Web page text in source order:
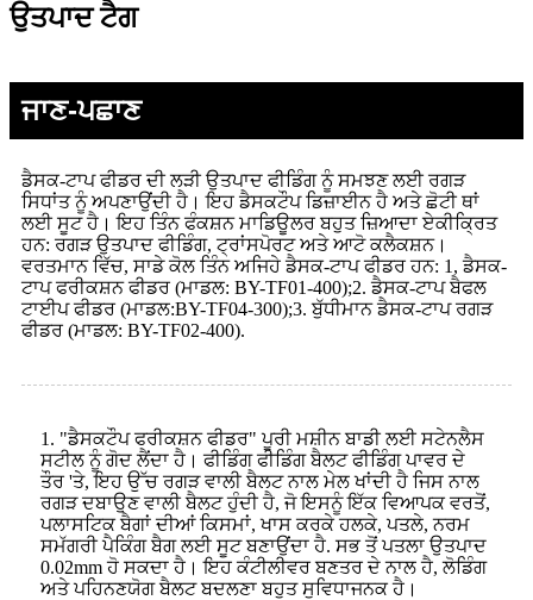
ਉਤਪਾਦ ਟੈਗ
ਜਾਣ-ਪਛਾਣ
ਡੈਸਕ-ਟਾਪ ਫੀਡਰ ਦੀ ਲੜੀ ਉਤਪਾਦ ਫੀਡਿੰਗ ਨੂੰ ਸਮਝਣ ਲਈ ਰਗੜ
ਸਿਧਾਂਤ ਨੂੰ ਅਪਣਾਉਂਦੀ ਹੈ। ਇਹ ਡੈਸਕਟੌਪ ਡਿਜ਼ਾਈਨ ਹੈ ਅਤੇ ਛੋਟੀ ਥਾਂ
ਲਈ ਸੂਟ ਹੈ। ਇਹ ਤਿੰਨ ਫੰਕਸ਼ਨ ਮਾਡਿਊਲਰ ਬਹੁਤ ਜ਼ਿਆਦਾ ਏਕੀਕ੍ਰਿਤ
ਹਨ: ਰਗੜ ਉਤਪਾਦ ਫੀਡਿੰਗ, ਟ੍ਰਾਂਸਪੋਰਟ ਅਤੇ ਆਟੋ ਕਲੈਕਸ਼ਨ।
ਵਰਤਮਾਨ ਵਿੱਚ, ਸਾਡੇ ਕੋਲ ਤਿੰਨ ਅਜਿਹੇ ਡੈਸਕ-ਟਾਪ ਫੀਡਰ ਹਨ: 1, ਡੈਸਕ-
ਟਾਪ ਫਰੀਕਸ਼ਨ ਫੀਡਰ (ਮਾਡਲ: BY-TF01-400);2. ਡੈਸਕ-ਟਾਪ ਬੈਫਲ
ਟਾਈਪ ਫੀਡਰ (ਮਾਡਲ:BY-TF04-300);3. ਬੁੱਧੀਮਾਨ ਡੈਸਕ-ਟਾਪ ਰਗੜ
ਫੀਡਰ (ਮਾਡਲ: BY-TF02-400).
1. "ਡੈਸਕਟੌਪ ਫਰੀਕਸ਼ਨ ਫੀਡਰ" ਪੂਰੀ ਮਸ਼ੀਨ ਬਾਡੀ ਲਈ ਸਟੇਨਲੈਸ
ਸਟੀਲ ਨੂੰ ਗੋਦ ਲੈਂਦਾ ਹੈ। ਫੀਡਿੰਗ ਫੀਡਿੰਗ ਬੈਲਟ ਫੀਡਿੰਗ ਪਾਵਰ ਦੇ
ਤੌਰ 'ਤੇ, ਇਹ ਉੱਚ ਰਗੜ ਵਾਲੀ ਬੈਲਟ ਨਾਲ ਮੇਲ ਖਾਂਦੀ ਹੈ ਜਿਸ ਨਾਲ
ਰਗੜ ਦਬਾਉਣ ਵਾਲੀ ਬੈਲਟ ਹੁੰਦੀ ਹੈ, ਜੋ ਇਸਨੂੰ ਇੱਕ ਵਿਆਪਕ ਵਰਤੋਂ,
ਪਲਾਸਟਿਕ ਬੈਗਾਂ ਦੀਆਂ ਕਿਸਮਾਂ, ਖਾਸ ਕਰਕੇ ਹਲਕੇ, ਪਤਲੇ, ਨਰਮ
ਸਮੱਗਰੀ ਪੈਕਿੰਗ ਬੈਗ ਲਈ ਸੂਟ ਬਣਾਉਂਦਾ ਹੈ. ਸਭ ਤੋਂ ਪਤਲਾ ਉਤਪਾਦ
0.02mm ਹੋ ਸਕਦਾ ਹੈ। ਇਹ ਕੰਟੀਲੀਵਰ ਬਣਤਰ ਦੇ ਨਾਲ ਹੈ, ਲੋਡਿੰਗ
ਅਤੇ ਪਹਿਨਣਯੋਗ ਬੈਲਟ ਬਦਲਣਾ ਬਹੁਤ ਸੁਵਿਧਾਜਨਕ ਹੈ।